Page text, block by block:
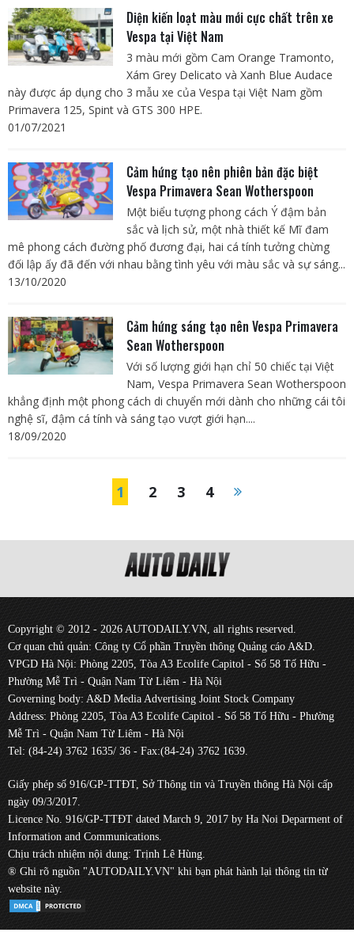
Diện kiến loạt màu mới cực chất trên xe
Vespa tại Việt Nam
3 màu mới gồm Cam Orange Tramonto,
Xám Grey Delicato và Xanh Blue Audace
này được áp dụng cho 3 mẫu xe của Vespa tại Việt Nam gồm
Primavera 125, Spint và GTS 300 HPE.
01/07/2021
Cảm hứng tạo nên phiên bản đặc biệt
Vespa Primavera Sean Wotherspoon
Một biểu tượng phong cách Ý đậm bản
sắc và lịch sử, một nhà thiết kế Mĩ đam
mê phong cách đường phố đương đại, hai cá tính tưởng chừng
đối lập ấy đã đến với nhau bằng tình yêu với màu sắc và sự sáng...
13/10/2020
Cảm hứng sáng tạo nên Vespa Primavera
Sean Wotherspoon
Với số lượng giới hạn chỉ 50 chiếc tại Việt
Nam, Vespa Primavera Sean Wotherspoon
khẳng định một phong cách di chuyển mới dành cho những cái tôi
nghệ sĩ, đậm cá tính và sáng tạo vượt giới hạn....
18/09/2020
1 2 3 4
Copyright © 2012 - 2026 AUTODAILY.VN, all rights reserved.
Cơ quan chủ quản: Công ty Cổ phần Truyền thông Quảng cáo A&D.
VPGD Hà Nội: Phòng 2205, Tòa A3 Ecolife Capitol - Số 58 Tố Hữu -
Phường Mễ Trì - Quận Nam Từ Liêm - Hà Nội
Governing body: A&D Media Advertising Joint Stock Company
Address: Phòng 2205, Tòa A3 Ecolife Capitol - Số 58 Tố Hữu - Phường
Mễ Trì - Quận Nam Từ Liêm - Hà Nội
Tel: (84-24) 3762 1635/ 36 - Fax:(84-24) 3762 1639.
Giấy phép số 916/GP-TTĐT, Sở Thông tin và Truyền thông Hà Nội cấp
ngày 09/3/2017.
Licence No. 916/GP-TTĐT dated March 9, 2017 by Ha Noi Deparment of
Information and Communications.
Chịu trách nhiệm nội dung: Trịnh Lê Hùng.
® Ghi rõ nguồn "AUTODAILY.VN" khi bạn phát hành lại thông tin từ
website này.